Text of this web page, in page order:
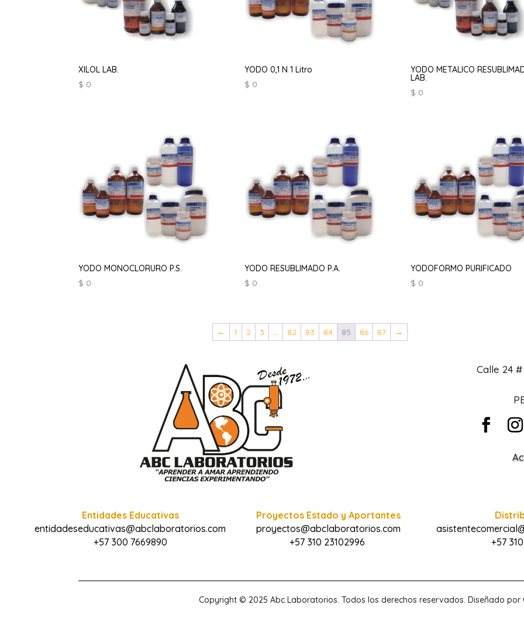
XILOL LAB.
$ 0
YODO 0,1 N 1 Litro
$ 0
YODO METALICO
LAB.
$ 0
YODO MONOCLORURO P.S.
$ 0
YODO RESUBLIMADO P.A.
$ 0
YODOFORMO PURIFICADO
$ 0
← 1 2 3 … 82 83 84 85 86 87 →
Calle 24
Entidades Educativas
entidadeseducativas@abclaboratorios.com
+57 300 7669890
Proyectos Estado y Aportantes
proyectos@abclaboratorios.com
+57 310 23102996
+57
Copyright © 2025 Abc Laboratorios. Todos los derechos reservados. Diseñado por